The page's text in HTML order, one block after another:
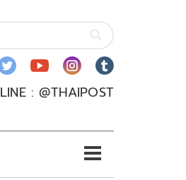
LINE : @THAIPOST